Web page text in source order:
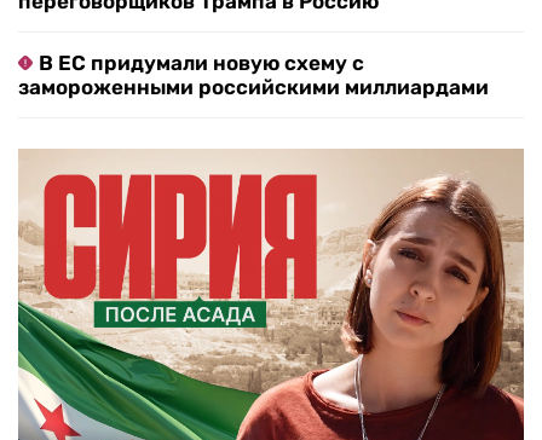
В ЕС придумали новую схему с
замороженными российскими миллиардами